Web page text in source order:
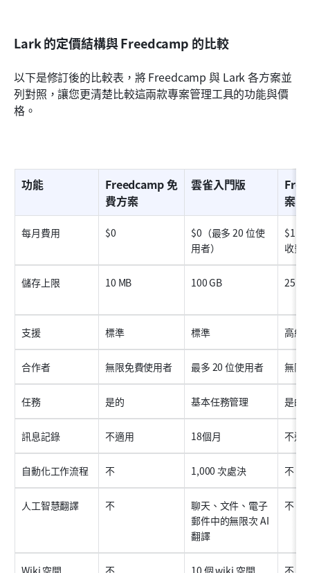
Lark 的定價結構與 Freedcamp 的比較
以下是修訂後的比較表，將 Freedcamp 與 Lark 各方案並
列對照，讓您更清楚比較這兩款專案管理工具的功能與價
格。
功能
Freedcamp 免
費方案
雲雀入門版
案
每月費用 $0
$0（最多 20 位使
用者）
收費
儲存上限 10 MB 100 GB 25
支援 標準 標準 高級
合作者 無限免費使用者 最多 20 位使用者 無限
任務 是的 基本任務管理 是的
訊息記錄 不適用 18個月 不適
自動化工作流程 不 1,000 次處決 不
人工智慧翻譯 不
聊天、文件、電子
郵件中的無限次 AI
翻譯
不